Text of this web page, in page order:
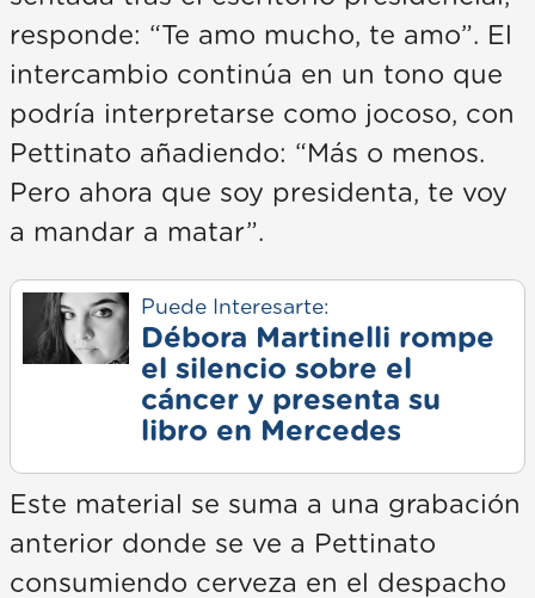
responde: “Te amo mucho, te amo”. El
intercambio continúa en un tono que
podría interpretarse como jocoso, con
Pettinato añadiendo: “Más o menos.
Pero ahora que soy presidenta, te voy
a mandar a matar”.
Puede Interesarte:
Débora Martinelli rompe
el silencio sobre el
cáncer y presenta su
libro en Mercedes
Este material se suma a una grabación
anterior donde se ve a Pettinato
consumiendo cerveza en el despacho